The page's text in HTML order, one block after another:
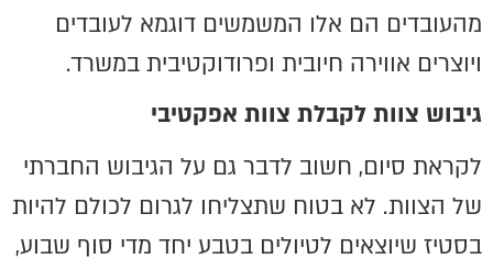
מהעובדים הם אלו המשמשים דוגמא לעובדים
ויוצרים אווירה חיובית ופרודוקטיבית במשרד.
גיבוש צוות לקבלת צוות אפקטיבי
לקראת סיום, חשוב לדבר גם על הגיבוש החברתי
של הצוות. לא בטוח שתצליחו לגרום לכולם להיות
בסטיז שיוצאים לטיולים בטבע יחד מדי סוף שבוע,